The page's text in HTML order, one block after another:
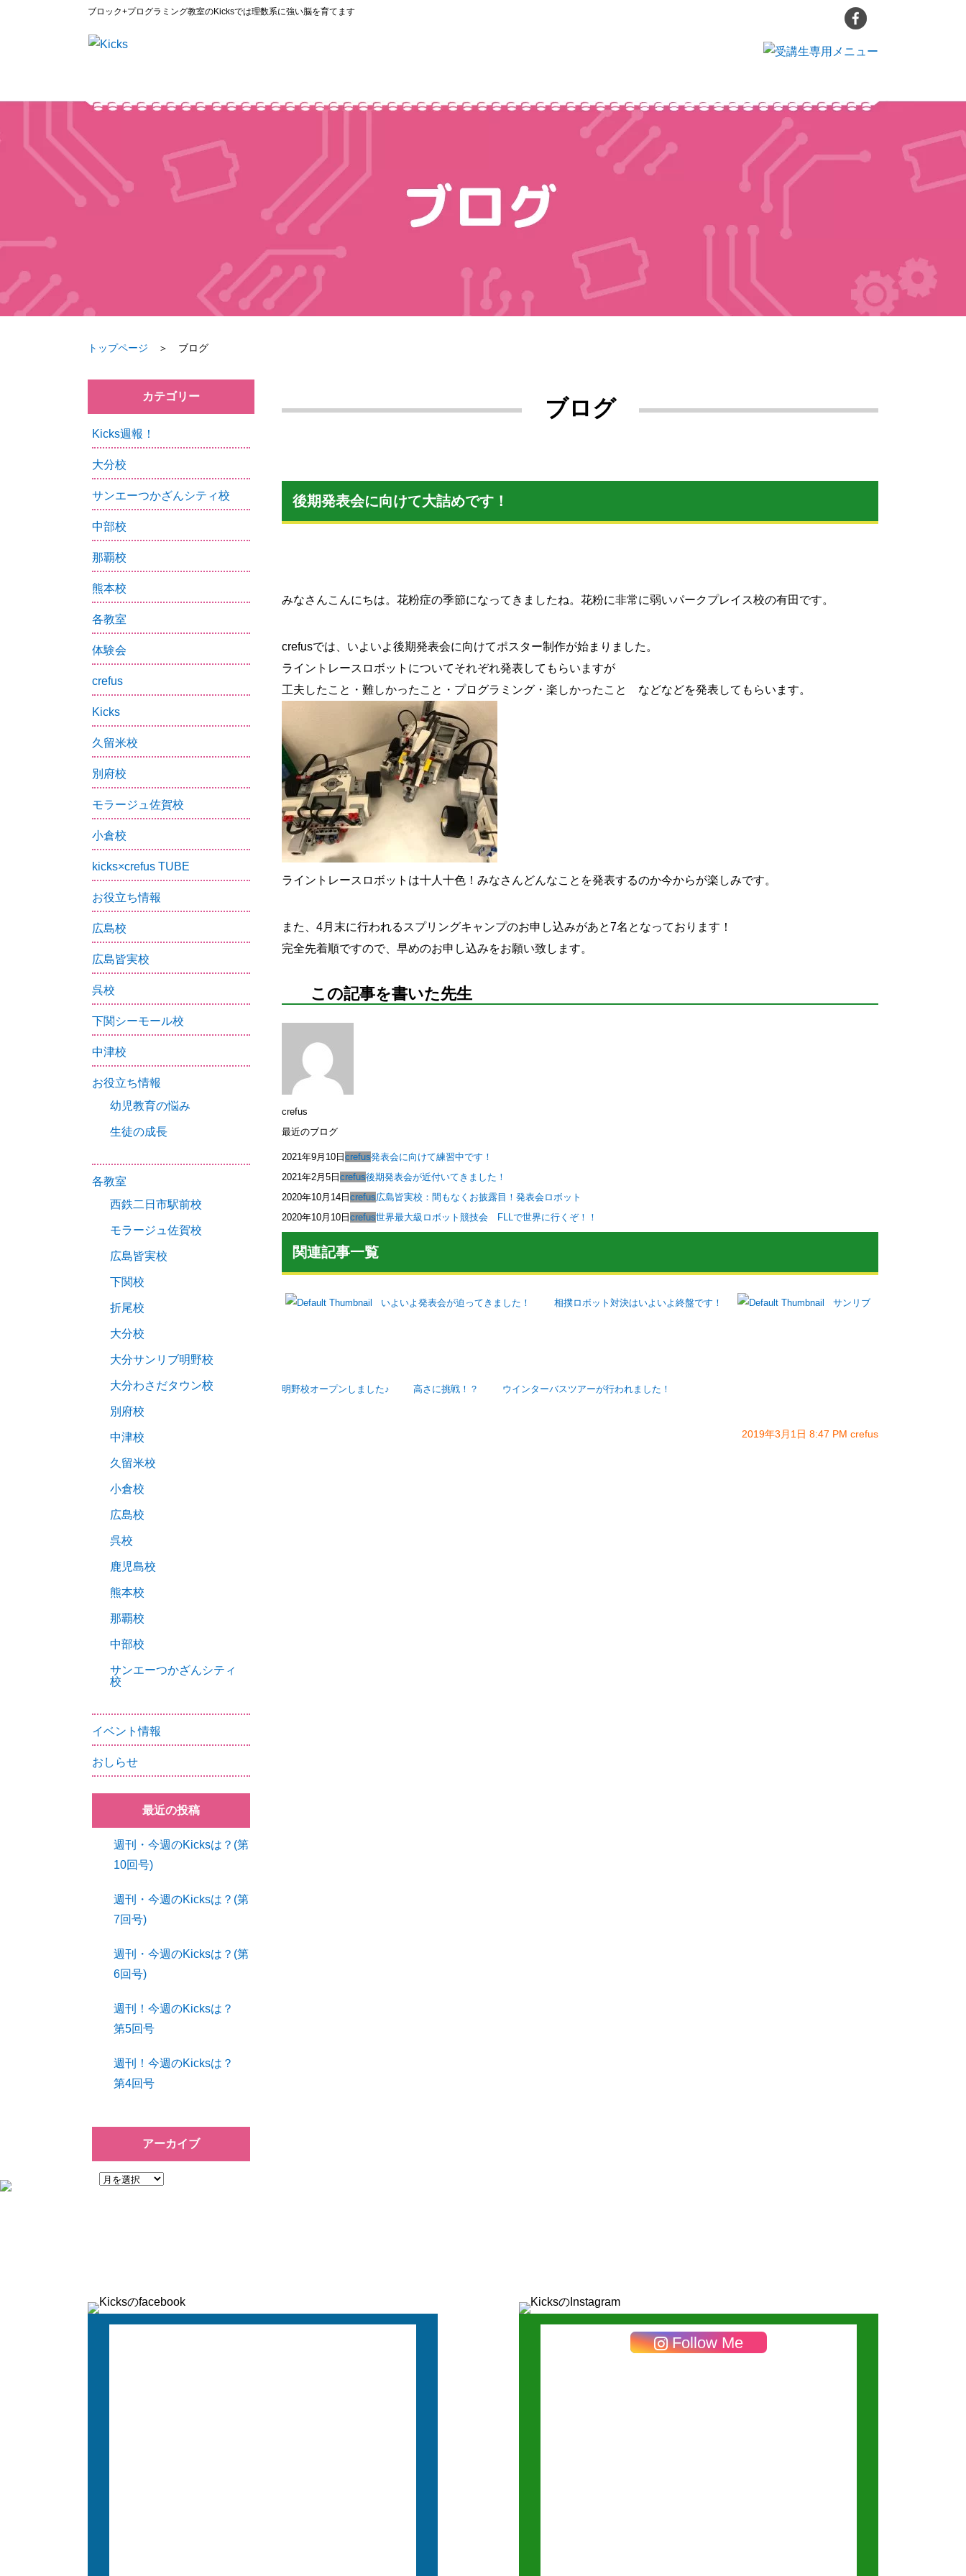
ブロック+プログラミング教室のKicksでは理数系に強い脳を育てます
トップページ ＞ ブログ
ブログ
後期発表会に向けて大詰めです！
みなさんこんにちは。花粉症の季節になってきましたね。花粉に非常に弱いパークプレイス校の有田です。
crefusでは、いよいよ後期発表会に向けてポスター制作が始まりました。
ライントレースロボットについてそれぞれ発表してもらいますが
工夫したこと・難しかったこと・プログラミング・楽しかったこと などなどを発表してもらいます。
ライントレースロボットは十人十色！みなさんどんなことを発表するのか今からが楽しみです。
また、4月末に行われるスプリングキャンプのお申し込みがあと7名となっております！
完全先着順ですので、早めのお申し込みをお願い致します。
この記事を書いた先生
crefus
最近のブログ
2021年9月10日crefus発表会に向けて練習中です！
2021年2月5日crefus後期発表会が近付いてきました！
2020年10月14日crefus広島皆実校：間もなくお披露目！発表会ロボット
2020年10月10日crefus世界最大級ロボット競技会 FLLで世界に行くぞ！！
関連記事一覧
いよいよ発表会が迫ってきました！ 相撲ロボット対決はいよいよ終盤です！ サンリブ
明野校オープンしました♪ 高さに挑戦！？ ウインターバスツアーが行われました！
2019年3月1日 8:47 PM crefus
カテゴリー
Kicks週報！
大分校
サンエーつかざんシティ校
中部校
那覇校
熊本校
各教室
体験会
crefus
Kicks
久留米校
別府校
モラージュ佐賀校
小倉校
kicks×crefus TUBE
お役立ち情報
広島校
広島皆実校
呉校
下関シーモール校
中津校
お役立ち情報
幼児教育の悩み
生徒の成長
各教室
西鉄二日市駅前校
モラージュ佐賀校
広島皆実校
下関校
折尾校
大分校
大分サンリブ明野校
大分わさだタウン校
別府校
中津校
久留米校
小倉校
広島校
呉校
鹿児島校
熊本校
那覇校
中部校
サンエーつかざんシティ
校
イベント情報
おしらせ
最近の投稿
週刊・今週のKicksは？(第
10回号)
週刊・今週のKicksは？(第
7回号)
週刊・今週のKicksは？(第
6回号)
週刊！今週のKicksは？
第5回号
週刊！今週のKicksは？
第4回号
アーカイブ
Follow Me